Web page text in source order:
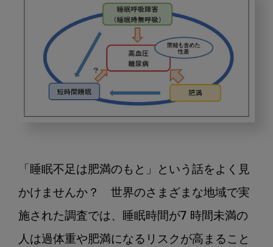
性
眠
時
呼
「睡眠不足は肥満のもと」という話をよく見
かけませんか？　世界のさまざまな地域で実
施された調査では、睡眠時間が7 時間未満の
人は過体重や肥満になるリスクが高まること